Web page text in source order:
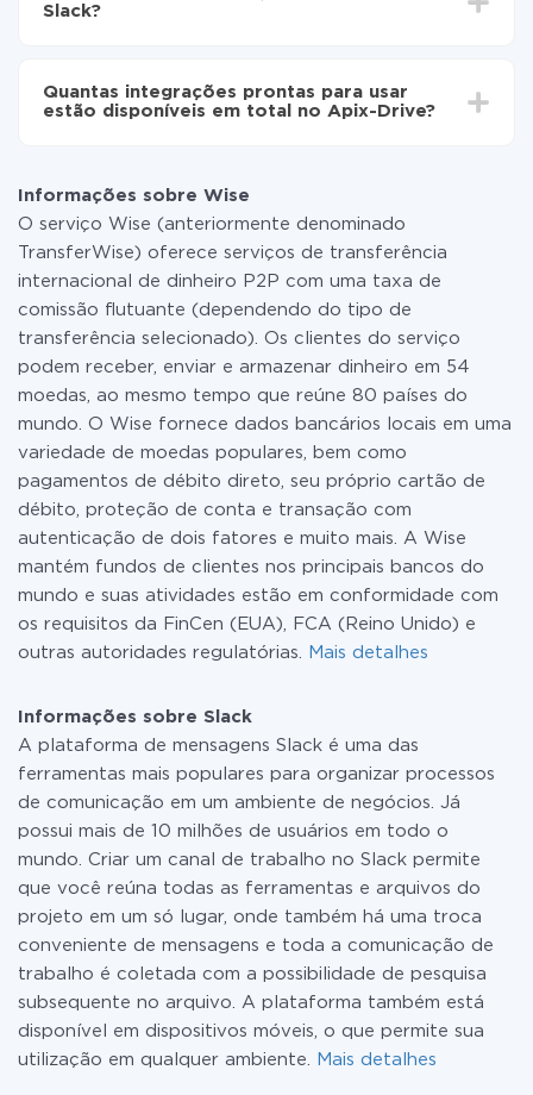
minutos.
Slack?
as tarifas. Você paga apenas pela quantidade de
dados que é realmente transferida de um de seus
ou mudar para um de pago, se necessário. Mais
detalhes sobretarifas.
Quantas integrações prontas para usar
estão disponíveis em total no Apix-Drive?
Informações sobre Wise
O serviço Wise (anteriormente denominado
TransferWise) oferece serviços de transferência
internacional de dinheiro P2P com uma taxa de
comissão flutuante (dependendo do tipo de
transferência selecionado). Os clientes do serviço
podem receber, enviar e armazenar dinheiro em 54
moedas, ao mesmo tempo que reúne 80 países do
mundo. O Wise fornece dados bancários locais em uma
variedade de moedas populares, bem como
pagamentos de débito direto, seu próprio cartão de
débito, proteção de conta e transação com
autenticação de dois fatores e muito mais. A Wise
mantém fundos de clientes nos principais bancos do
mundo e suas atividades estão em conformidade com
os requisitos da FinCen (EUA), FCA (Reino Unido) e
outras autoridades regulatórias.
Mais detalhes
Informações sobre Slack
A plataforma de mensagens Slack é uma das
ferramentas mais populares para organizar processos
de comunicação em um ambiente de negócios. Já
possui mais de 10 milhões de usuários em todo o
mundo. Criar um canal de trabalho no Slack permite
que você reúna todas as ferramentas e arquivos do
projeto em um só lugar, onde também há uma troca
conveniente de mensagens e toda a comunicação de
trabalho é coletada com a possibilidade de pesquisa
subsequente no arquivo. A plataforma também está
disponível em dispositivos móveis, o que permite sua
utilização em qualquer ambiente.
Mais detalhes